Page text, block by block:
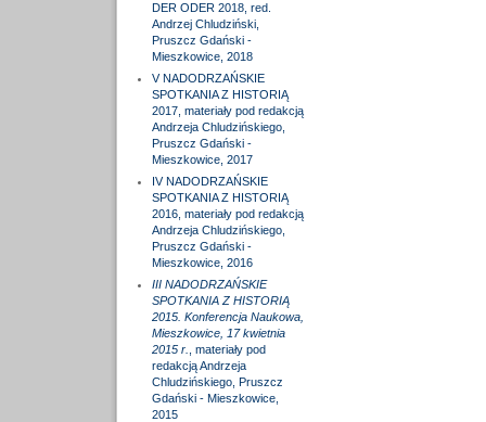
DER ODER 2018, red.
Andrzej Chludziński,
Pruszcz Gdański -
Mieszkowice, 2018
V NADODRZAŃSKIE
SPOTKANIA Z HISTORIĄ
2017, materiały pod redakcją
Andrzeja Chludzińskiego,
Pruszcz Gdański -
Mieszkowice, 2017
IV NADODRZAŃSKIE
SPOTKANIA Z HISTORIĄ
2016, materiały pod redakcją
Andrzeja Chludzińskiego,
Pruszcz Gdański -
Mieszkowice, 2016
III NADODRZAŃSKIE
SPOTKANIA Z HISTORIĄ
2015. Konferencja Naukowa,
Mieszkowice, 17 kwietnia
2015 r.
, materiały pod
redakcją Andrzeja
Chludzińskiego, Pruszcz
Gdański - Mieszkowice,
2015